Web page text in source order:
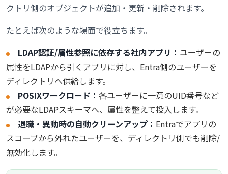
クトリ側のオブジェクトが追加・更新・削除されます。
たとえば次のような場面で役立ちます。
LDAP認証/属性参照に依存する社内アプリ： ユーザーの
属性をLDAPから引くアプリに対し、Entra側のユーザーを
ディレクトリへ供給します。
POSIXワークロード： 各ユーザーに一意のUID番号など
が必要なLDAPスキーマへ、属性を整えて投入します。
退職・異動時の自動クリーンアップ： Entraでアプリの
スコープから外れたユーザーを、ディレクトリ側でも削除/
無効化します。